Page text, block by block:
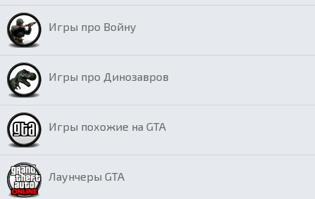
Игры про Войну
Игры про Динозавров
Игры похожие на GTA
Лаунчеры GTA